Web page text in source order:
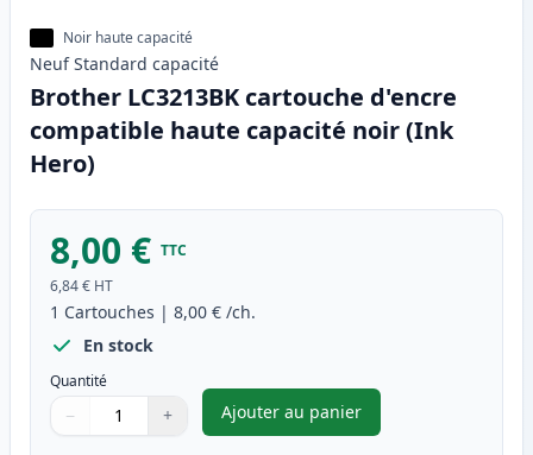
Noir haute capacité
Neuf Standard capacité
Brother LC3213BK cartouche d'encre
compatible haute capacité noir (Ink
Hero)
8,00 € TTC
6,84 € HT
1 Cartouches | 8,00 € /ch.
En stock
Quantité
Quantité
Utilisez les boutons pour ajuster
− +
Quantité
Ajouter au panier
,Brother LC3213BK